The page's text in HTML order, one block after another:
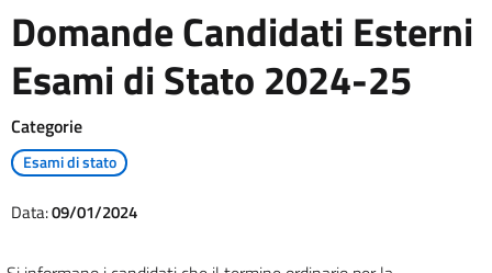
Domande Candidati Esterni
Esami di Stato 2024-25
Categorie
Esami di stato
Data:09/01/2024